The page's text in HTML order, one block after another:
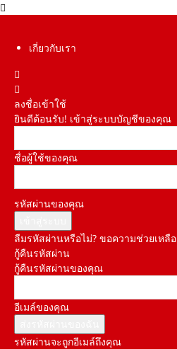
เกี่ยวกับเรา
ลงชื่อเข้าใช้
ยินดีต้อนรับ! เข้าสู่ระบบบัญชีของคุณ
ชื่อผู้ใช้ของคุณ
รหัสผ่านของคุณ
ลืมรหัสผ่านหรือไม่? ขอความช่วยเหลือ
กู้คืนรหัสผ่าน
กู้คืนรหัสผ่านของคุณ
อีเมล์ของคุณ
รหัสผ่านจะถูกอีเมล์ถึงคุณ